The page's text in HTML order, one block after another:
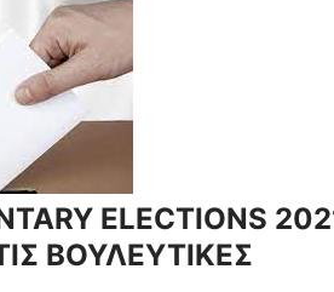
ELECTIONS
ΒΟΥΛΕΥΤΙΚΕΣ